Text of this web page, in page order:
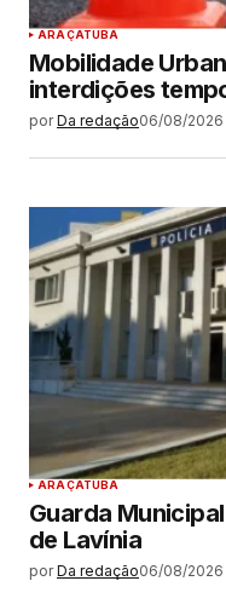
ARAÇATUBA
Mobilidade
interdições
por Da redação06/08/2026
ARAÇATUBA
Guarda
de Lavínia
por Da redação06/08/2026